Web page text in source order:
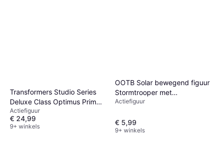
Transformers Studio Series
Deluxe Class Optimus Prime
Figure
Actiefiguur
€ 24,99
9+ winkels
OOTB Solar bewegend figuur
Stormtrooper met
blastergeweer wit kunststof
Actiefiguur
€ 5,99
9+ winkels